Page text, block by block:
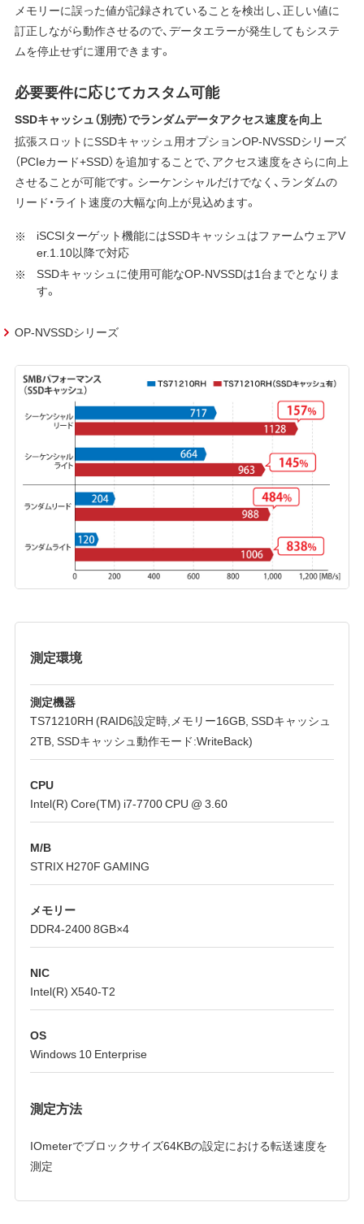
メモリーに誤った値が記録されていることを検出し、正しい値に
訂正しながら動作させるので、データエラーが発生してもシステ
ムを停止せずに運用できます。
必要要件に応じてカスタム可能
SSDキャッシュ（別売）でランダムデータアクセス速度を向上
拡張スロットにSSDキャッシュ用オプションOP-NVSSDシリーズ
（PCIeカード+SSD）を追加することで、アクセス速度をさらに向上
させることが可能です。シーケンシャルだけでなく、ランダムの
リード・ライト速度の大幅な向上が見込めます。
iSCSIターゲット機能にはSSDキャッシュはファームウェアV
er.1.10以降で対応
SSDキャッシュに使用可能なOP-NVSSDは1台までとなりま
す。
OP-NVSSDシリーズ
測定環境
測定機器
TS71210RH (RAID6設定時,メモリー16GB, SSDキャッシュ
2TB, SSDキャッシュ動作モード:WriteBack)
CPU
Intel(R) Core(TM) i7-7700 CPU @ 3.60
M/B
STRIX H270F GAMING
メモリー
DDR4-2400 8GB×4
NIC
Intel(R) X540-T2
OS
Windows 10 Enterprise
測定方法
IOmeterでブロックサイズ64KBの設定における転送速度を
測定